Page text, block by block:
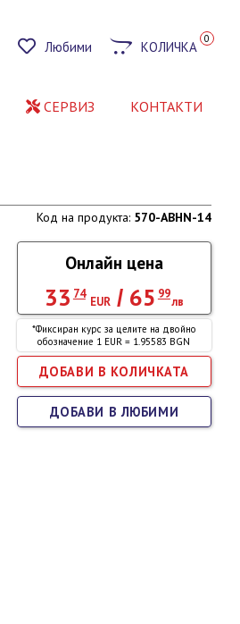
Любими КОЛИЧКА 0
СЕРВИЗ КОНТАКТИ
Код на продукта: 570-ABHN-14
Онлайн цена
33 74
EUR/ 65 99
лв
*Фиксиран курс за целите на двойно
обозначение 1 EUR = 1.95583 BGN
ДОБАВИ В ЛЮБИМИ